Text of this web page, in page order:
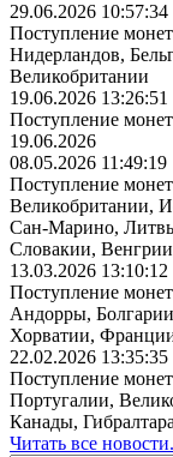
29.06.2026 10:57:34
Поступление
Нидерландов,
Великобритании
19.06.2026 13:26:51
Поступление
19.06.2026
08.05.2026 11:49:19
Поступление
Великобритании,
Сан-Марино,
Словакии,
13.03.2026 13:10:12
Поступление
Андорры,
Хорватии,
22.02.2026 13:35:35
Поступление
Португалии,
Канады, Гибралтара
Читать все